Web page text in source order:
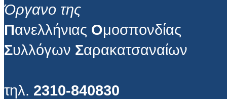
Όργανο της
Πανελλήνιας Ομοσπονδίας
Συλλόγων Σαρακατσαναίων
τηλ. 2310-840830